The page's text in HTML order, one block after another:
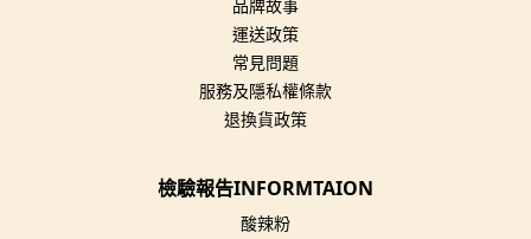
品牌故事
運送政策
常見問題
服務及隱私權條款
退換貨政策
檢驗報告INFORMTAION
酸辣粉